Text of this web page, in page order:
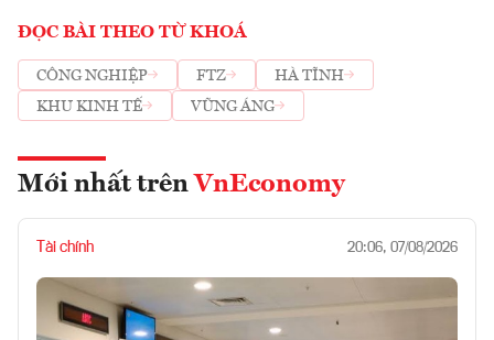
ĐỌC BÀI THEO TỪ KHOÁ
CÔNG NGHIỆP FTZ
HÀ TĨNH
KHU KINH TẾ
VŨNG ÁNG
Mới nhất trên VnEconomy
Tài chính 20:06, 07/08/2026